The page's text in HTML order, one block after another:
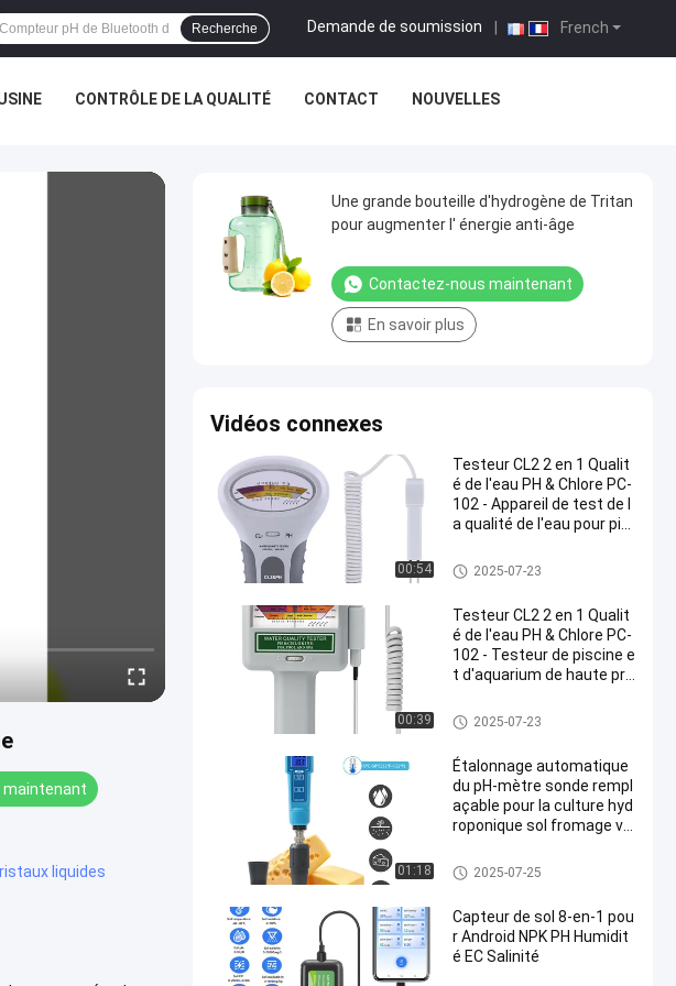
French
Demande de soumission
Recherche
CONTRÔLE DE LA QUALITÉ CONTACT NOUVELLES
liquides
Une grande bouteille d'hydrogène de Tritan
pour augmenter l' énergie anti-âge
Contactez-nous maintenant
En savoir plus
Vidéos connexes
00:54
Testeur CL2 2 en 1 Qualit
é de l'eau PH & Chlore PC-
102 - Appareil de test de l
a qualité de l'eau pour pis
Compteur pH de Bluetooth
2025-07-23
00:39
Testeur CL2 2 en 1 Qualit
é de l'eau PH & Chlore PC-
102 - Testeur de piscine e
t d'aquarium de haute pré
Compteur pH de Bluetooth
2025-07-23
01:18
Étalonnage automatique
du pH-mètre sonde rempl
açable pour la culture hyd
roponique sol fromage via
Compteur pH de Bluetooth
2025-07-25
Capteur de sol 8-en-1 pou
r Android NPK PH Humidit
é EC Salinité